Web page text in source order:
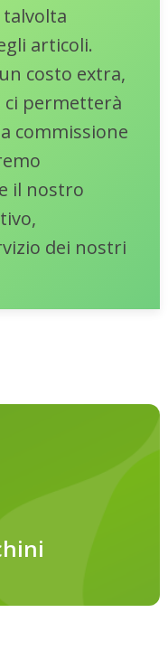
talvolta
articoli.
costo extra,
ci permetterà
commissione
il nostro
dei nostri